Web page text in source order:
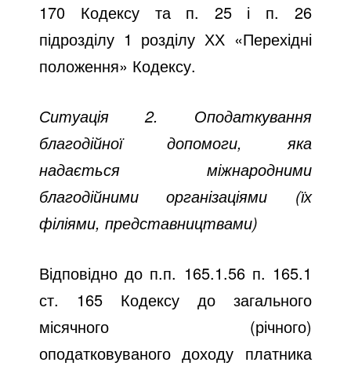
170 Кодексу та п. 25 і п. 26
підрозділу 1 розділу ХХ «Перехідні
положення» Кодексу.
Ситуація 2. Оподаткування
благодійної допомоги, яка
надається міжнародними
благодійними організаціями (їх
філіями, представництвами)
Відповідно до п.п. 165.1.56 п. 165.1
ст. 165 Кодексу до загального
місячного (річного)
оподатковуваного доходу платника